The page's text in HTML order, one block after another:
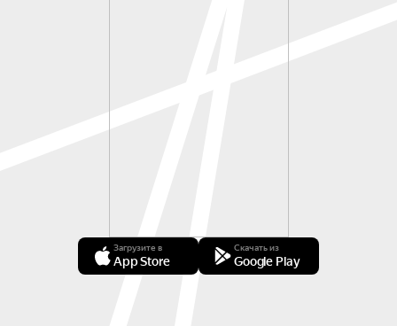
Загрузите в
App Store
Скачать из
Google Play